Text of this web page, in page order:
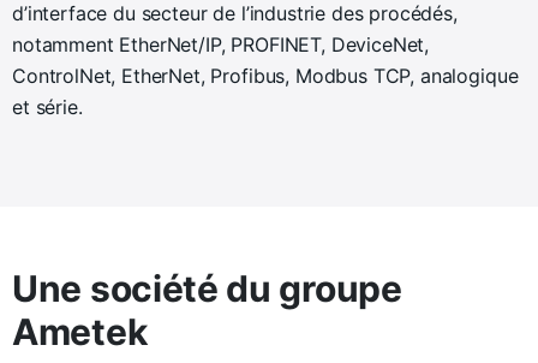
d’interface du secteur de l’industrie des procédés,
notamment EtherNet/IP, PROFINET, DeviceNet,
ControlNet, EtherNet, Profibus, Modbus TCP, analogique
et série.
Une société du groupe
Ametek